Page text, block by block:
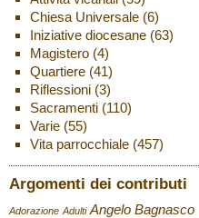
Chiesa Universale(6)
Iniziative diocesane(63)
Magistero(4)
Quartiere(41)
Riflessioni(3)
Sacramenti(110)
Varie(55)
Vita parrocchiale(457)
Argomenti dei contributi
Adorazione Adulti Angelo Bagnasco